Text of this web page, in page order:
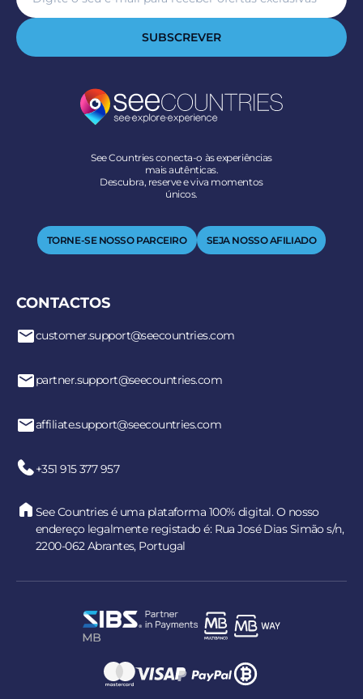
SUBSCREVER
See Countries conecta-o às experiências
mais autênticas.
Descubra, reserve e viva momentos
únicos.
TORNE-SE NOSSO PARCEIRO SEJA NOSSO AFILIADO
CONTACTOS
customer.support@seecountries.com
partner.support@seecountries.com
affiliate.support@seecountries.com
+351 915 377 957
See Countries é uma plataforma 100% digital. O nosso
endereço legalmente registado é: Rua José Dias Simão s/n,
2200-062 Abrantes, Portugal